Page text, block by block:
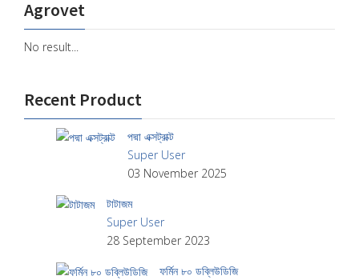
Agrovet
No result...
Recent Product
পদ্মা এক্সট্রাক্ট
Super User
03 November 2025
টাটাজম
Super User
28 September 2023
ফর্মিন ৮০ ডব্লিউডিজি